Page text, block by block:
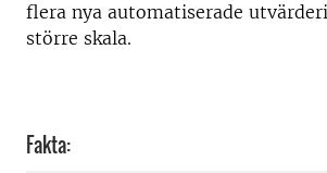
flera nya automatiserade
större skala.
Fakta: